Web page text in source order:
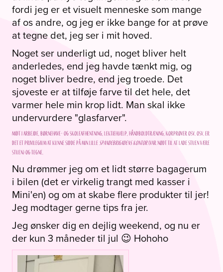
fordi jeg er et visuelt menneske som mange
af os andre, og jeg er ikke bange for at prøve
at tegne det, jeg ser i mit hoved.
Noget ser underligt ud, noget bliver helt
anderledes, end jeg havde tænkt mig, og
noget bliver bedre, end jeg troede. Det
sjoveste er at tilføje farve til det hele, det
varmer hele min krop lidt. Man skal ikke
undervurdere "glasfarver".
Midt i arbejde, børnehave- og skoleafhentning, lektiehjælp, håndboldtræning, korprøver osv. osv. er
det et privilegium at kunne sidde på min lilleSpandebrigadens kontor(var nødt til at lade stuen være
stuen) og tegne.
Nu drømmer jeg om et lidt større bagagerum
i bilen (det er virkelig trangt med kasser i
Mini'en) og om at skabe flere produkter til jer!
Jeg modtager gerne tips fra jer.
Jeg ønsker dig en dejlig weekend, og nu er
der kun 3 måneder til jul 😉 Hohoho